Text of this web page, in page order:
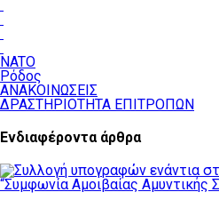
NATO
Ρόδος
ΑΝΑΚΟΙΝΩΣΕΙΣ
ΔΡΑΣΤΗΡΙΟΤΗΤΑ ΕΠΙΤΡΟΠΩΝ
Ενδιαφέροντα άρθρα